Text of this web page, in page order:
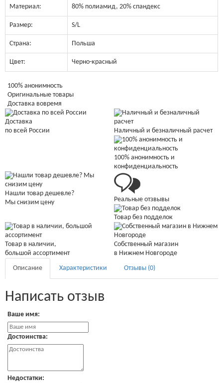
Материал: 80% полиамид, 20% спандекс
Размер: S/L
Страна: Польша
Цвет: Черно-красный
100% анонимность
Оригинальные товары
Доставка вовремя
Доставка
по всей России
Наличный и безналичный расчет
100% анонимность и
конфиденциальность
Нашли товар дешевле?
Мы снизим цену
Реальные отзвывы
Товар без подделок
Товар в наличии,
большой ассортимент
Собственный магазин
в Нижнем Новгороде
Описание
Характеристики Отзывы (0)
Написать отзыв
Ваше имя:
Достоинства:
Недостатки: